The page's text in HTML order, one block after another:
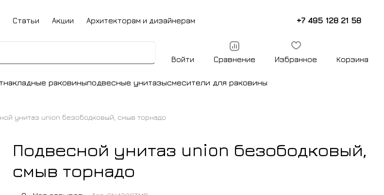
Статьи Акции Архитекторам и дизайнерам +7 495 128 21 58
Войти Сравнение Избранное Корзина
накладные раковиныподвесные унитазысмесители для раковины
унитаз union безободковый, смыв торнадо
Подвесной унитаз union безободковый,
смыв торнадо